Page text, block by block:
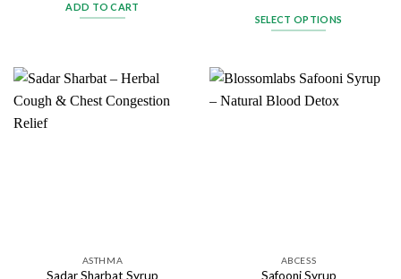
ADD TO CART
SELECT OPTIONS
ASTHMA
Sadar Sharbat Syrup
ABCESS
Safooni Syrup